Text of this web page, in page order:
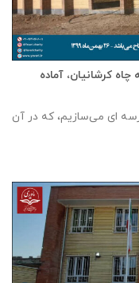
چاه کرشانیان، آماده
ای می‌سازیم، که در آن